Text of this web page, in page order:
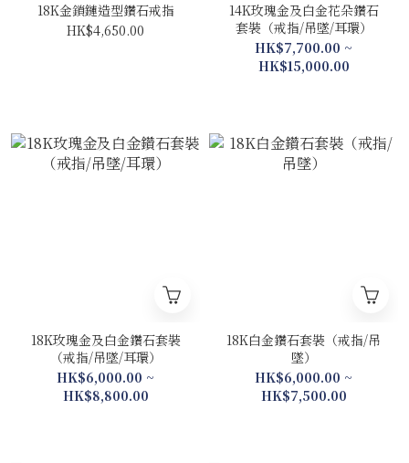
18K金鎖鏈造型鑽石戒指
HK$4,650.00
14K玫瑰金及白金花朵鑽石
套裝（戒指/吊墜/耳環）
HK$7,700.00 ~
HK$15,000.00
18K玫瑰金及白金鑽石套裝
（戒指/吊墜/耳環）
HK$6,000.00 ~
HK$8,800.00
18K白金鑽石套裝（戒指/吊
墜）
HK$6,000.00 ~
HK$7,500.00